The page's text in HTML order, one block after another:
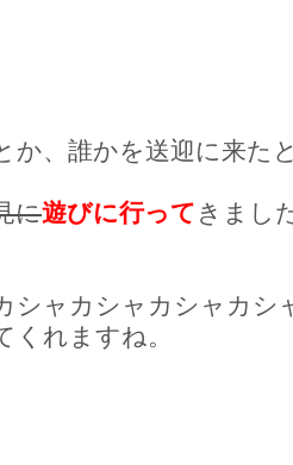
か、誰かを送迎に来た
に遊びに行って きまし
シャカシャカシャカ
くれますね。